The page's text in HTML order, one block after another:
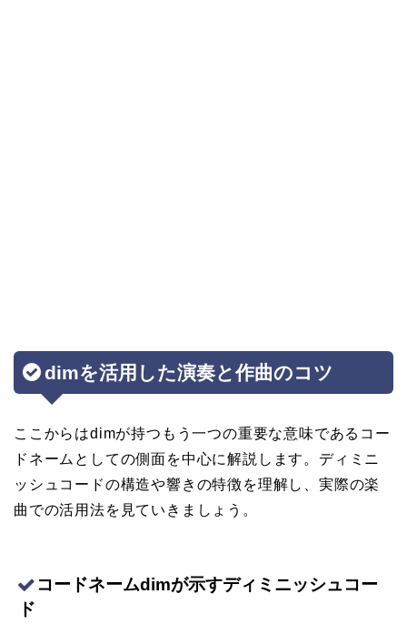
dimを活用した演奏と作曲のコツ
ここからはdimが持つもう一つの重要な意味であるコー
ドネームとしての側面を中心に解説します。ディミニ
ッシュコードの構造や響きの特徴を理解し、実際の楽
曲での活用法を見ていきましょう。
コードネームdimが示すディミニッシュコー
ド